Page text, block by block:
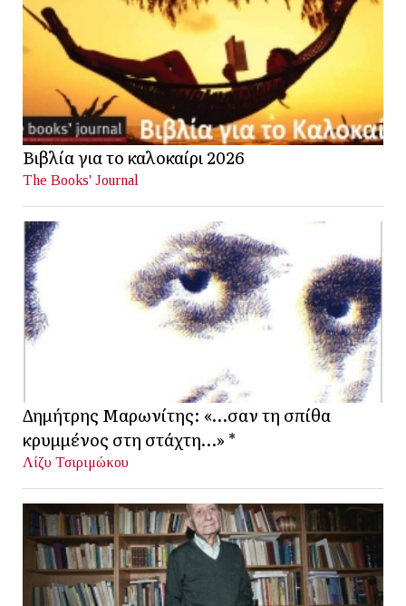
Βιβλία για το καλοκαίρι 2026
The Books' Journal
Δημήτρης Μαρωνίτης: «…σαν τη σπίθα
κρυμμένος στη στάχτη…» *
Λίζυ Τσιριμώκου